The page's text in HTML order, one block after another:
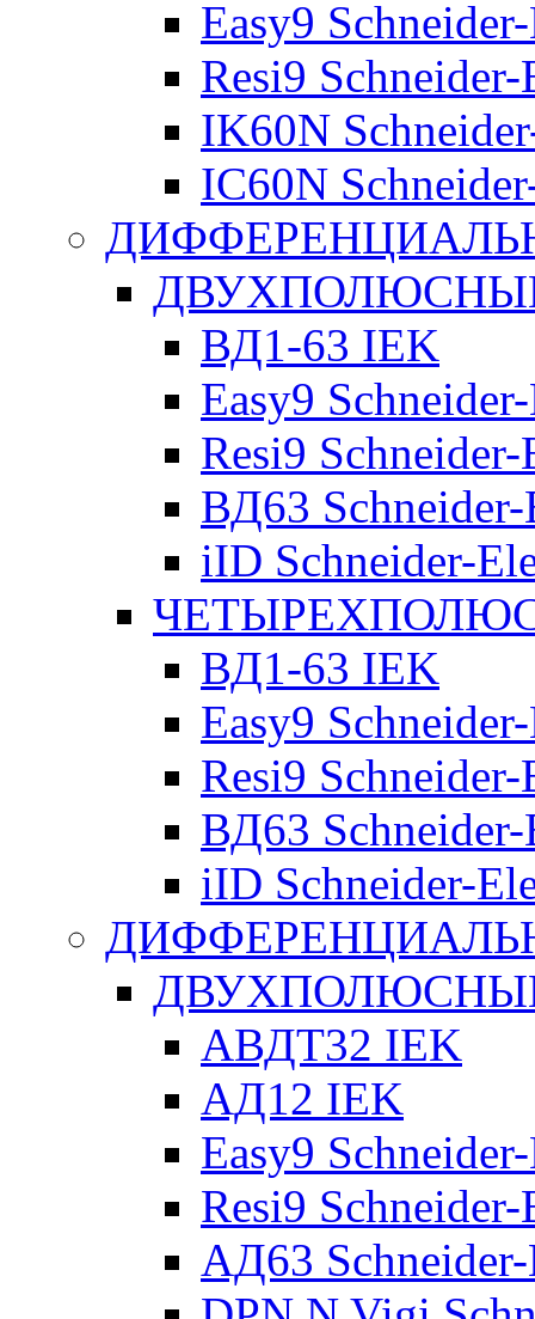
Easy9
Resi9
IK60N
IC60N
ВД1-63 IEK
Easy9
Resi9
ВД63
iID Schneider-
ВД1-63 IEK
Easy9
Resi9
ВД63
iID Schneider-
АВДТ32 IEK
АД12 IEK
Easy9
Resi9
АД63